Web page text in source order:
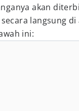
akan
langsung
ini: